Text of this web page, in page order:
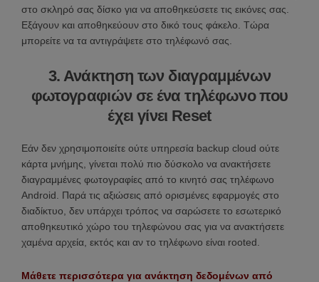
στο σκληρό σας δίσκο για να αποθηκεύσετε τις εικόνες σας.
Εξάγουν και αποθηκεύουν στο δικό τους φάκελο. Τώρα
μπορείτε να τα αντιγράψετε στο τηλέφωνό σας.
3. Ανάκτηση των διαγραμμένων
φωτογραφιών σε ένα τηλέφωνο που
έχει γίνει Reset
Εάν δεν χρησιμοποιείτε ούτε υπηρεσία backup cloud ούτε
κάρτα μνήμης, γίνεται πολύ πιο δύσκολο να ανακτήσετε
διαγραμμένες φωτογραφίες από το κινητό σας τηλέφωνο
Android. Παρά τις αξιώσεις από ορισμένες εφαρμογές στο
διαδίκτυο, δεν υπάρχει τρόπος να σαρώσετε το εσωτερικό
αποθηκευτικό χώρο του τηλεφώνου σας για να ανακτήσετε
χαμένα αρχεία, εκτός και αν το τηλέφωνο είναι rooted.
Μάθετε περισσότερα για ανάκτηση δεδομένων από